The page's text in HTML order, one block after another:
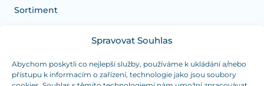
Spravovat Souhlas
Abychom poskytli co nejlepší služby, používáme k ukládání a/nebo
přístupu k informacím o zařízení, technologie jako jsou soubory
Sortiment
Potřebujete poradit s výběrem?
Jsme tu pro vás Pondělí-Čtvrtek od: 7:30 - 15:30 hodin
a Pátek od 7:30 - 14:30 hodin